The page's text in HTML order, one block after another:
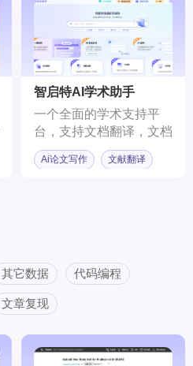
智启特AI学术助手
一个全面的学术支持平
台，支持文档翻译，文档
纠错，AI阅读，AI改写，
AI扩写，论文写作等功
Ai论文写作 文献翻译
其它数据 代码编程
文章复现